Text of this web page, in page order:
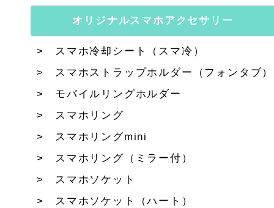
オリジナルスマホアクセサリー
スマホ冷却シート（スマ冷）
スマホストラップホルダー（フォンタブ）
モバイルリングホルダー
スマホリング
スマホリングmini
スマホリング（ミラー付）
スマホソケット
スマホソケット（ハート）